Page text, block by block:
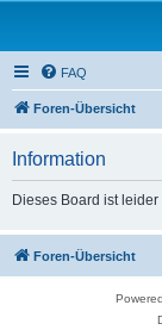
FAQ
Foren-Übersicht
Information
Dieses Board ist
Foren-Übersicht